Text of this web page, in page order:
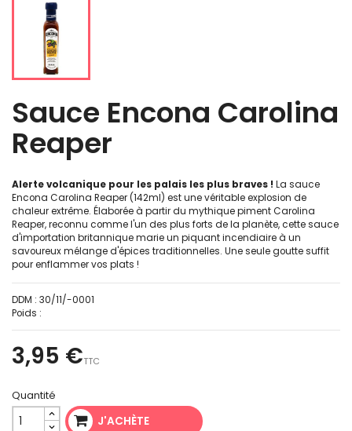
Sauce Encona Carolina
Reaper
Alerte volcanique pour les palais les plus braves ! La sauce
Encona Carolina Reaper (142ml) est une véritable explosion de
chaleur extrême. Élaborée à partir du mythique piment Carolina
Reaper, reconnu comme l'un des plus forts de la planète, cette sauce
d'importation britannique marie un piquant incendiaire à un
savoureux mélange d'épices traditionnelles. Une seule goutte suffit
pour enflammer vos plats !
DDM : 30/11/-0001
Poids :
3,95 €TTC
Quantité
J'ACHÈTE